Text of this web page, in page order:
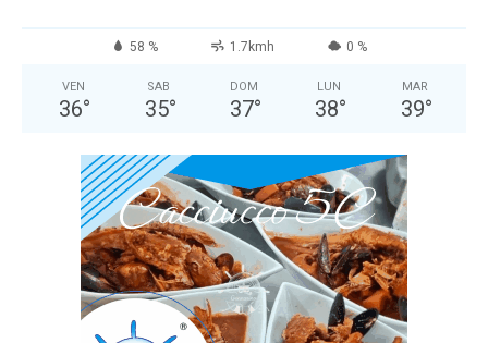
58 % 1.7kmh 0 %
VEN
36°
SAB
35°
DOM
37°
LUN
38°
MAR
39°